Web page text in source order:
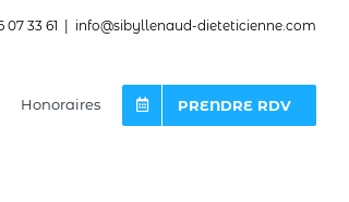
33 61 info@sibyllenaud-dieteticienne.com
Honoraires PRENDRE RDV